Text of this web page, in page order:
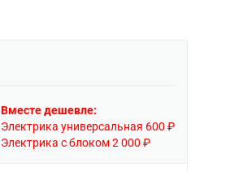
Вместе дешевле:
Электрика универсальная 600 ₽
Электрика с блоком 2 000 ₽